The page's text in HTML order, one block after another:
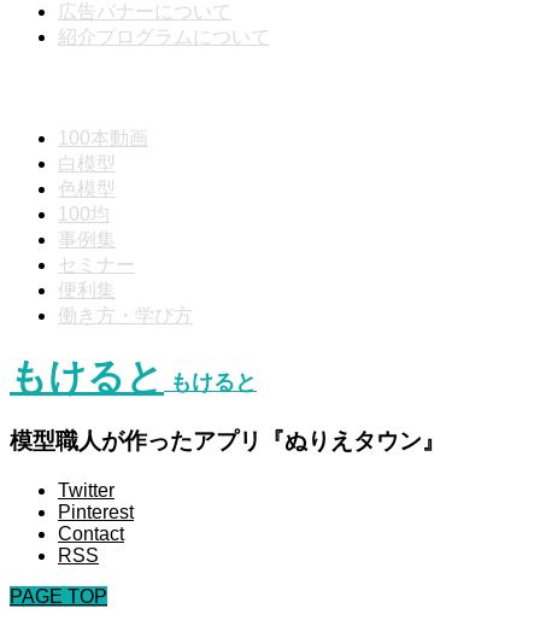
広告バナーについて
紹介プログラムについて
100本動画
白模型
色模型
100均
事例集
セミナー
便利集
働き方・学び方
もけると もけると
模型職人が作ったアプリ『ぬりえタウン』
Twitter
Pinterest
Contact
RSS
PAGE TOP